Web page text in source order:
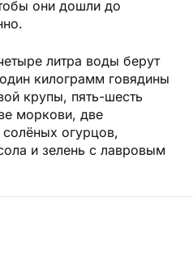
они дошли до
литра воды берут
килограмм говядины
крупы, пять-шесть
моркови, две
огурцов,
и зелень с лавровым